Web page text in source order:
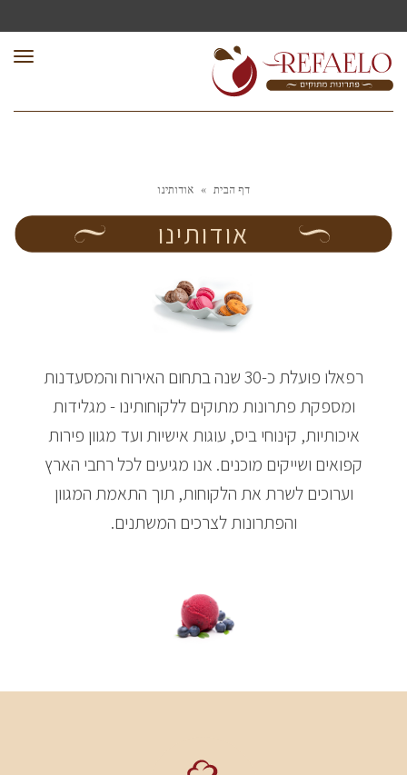
דף הבית » אודותינו
אודותינו
רפאלו פועלת כ-30 שנה בתחום האירוח והמסעדנות
ומספקת פתרונות מתוקים ללקוחותינו - מגלידות
איכותיות, קינוחי ביס, עוגות אישיות ועד מגוון פירות
קפואים ושייקים מוכנים. אנו מגיעים לכל רחבי הארץ
וערוכים לשרת את הלקוחות, תוך התאמת המגוון
והפתרונות לצרכים המשתנים.